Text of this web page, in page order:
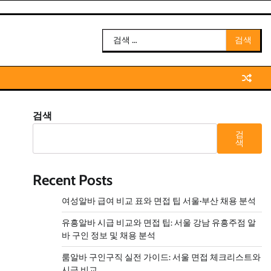
색:
검색
검
색
Recent Posts
여성알바 급여 비교 표와 면접 팁 서울·부산 채용 분석
유흥알바 시급 비교와 면접 팁: 서울 강남 유흥주점 알
바 구인 정보 및 채용 분석
룸알바 구인구직 실전 가이드: 서울 면접 체크리스트와